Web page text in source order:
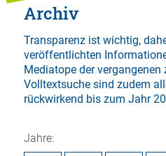
Archiv
Transparenz ist wichtig,
veröffentlichten
Mediatope der vergangenen
Volltextsuchesind zudem
rückwirkend bis zum Jahr
Jahre: